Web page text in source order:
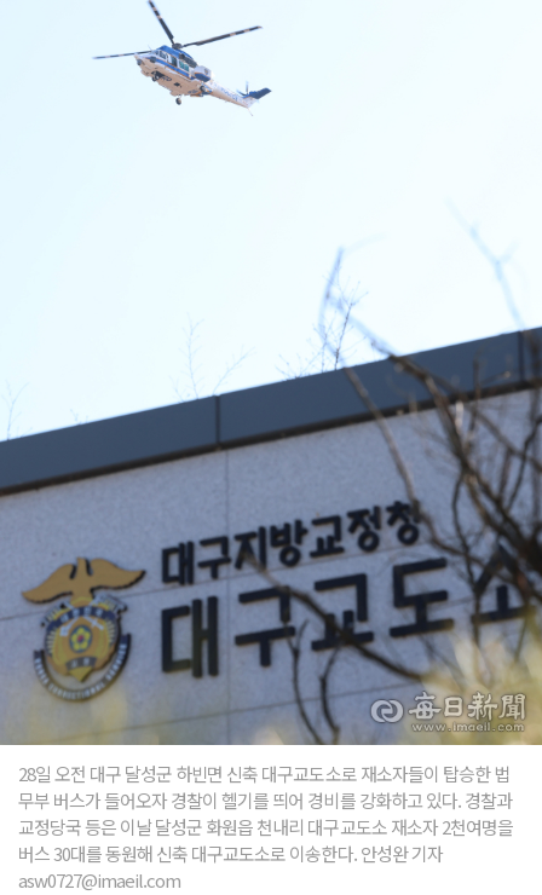
28일 오전 대구 달성군 하빈면 신축 대구교도소로 재소자들이 탑승한 법
무부 버스가 들어오자 경찰이 헬기를 띄어 경비를 강화하고 있다. 경찰과
교정당국 등은 이날 달성군 화원읍 천내리 대구교도소 재소자 2천여명을
버스 30대를 동원해 신축 대구교도소로 이송한다. 안성완 기자
asw0727@imaeil.com